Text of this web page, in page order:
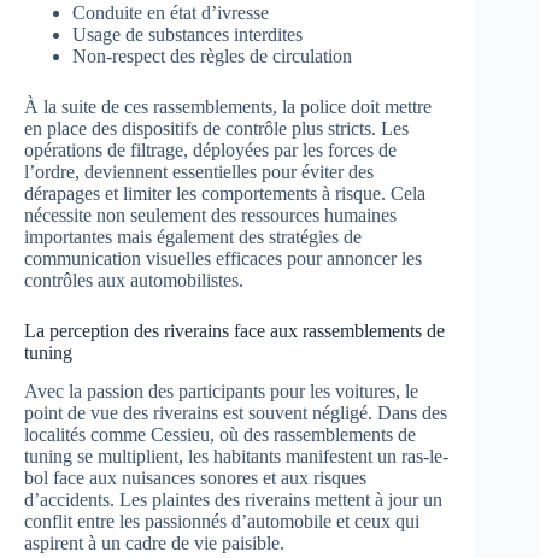
Conduite en état d’ivresse
Usage de substances interdites
Non-respect des règles de circulation
À la suite de ces rassemblements, la police doit mettre
en place des dispositifs de contrôle plus stricts. Les
opérations de filtrage, déployées par les forces de
l’ordre, deviennent essentielles pour éviter des
dérapages et limiter les comportements à risque. Cela
nécessite non seulement des ressources humaines
importantes mais également des stratégies de
communication visuelles efficaces pour annoncer les
contrôles aux automobilistes.
La perception des riverains face aux rassemblements de
tuning
Avec la passion des participants pour les voitures, le
point de vue des riverains est souvent négligé. Dans des
localités comme Cessieu, où des rassemblements de
tuning se multiplient, les habitants manifestent un ras-le-
bol face aux nuisances sonores et aux risques
d’accidents. Les plaintes des riverains mettent à jour un
conflit entre les passionnés d’automobile et ceux qui
aspirent à un cadre de vie paisible.